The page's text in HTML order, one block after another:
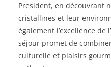
President, en découvrant
cristallines et leur
également l’excellence de
séjour promet de
culturelle et plaisirs